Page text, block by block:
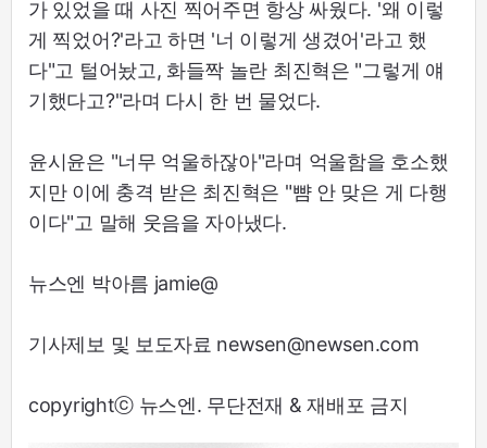
가 있었을 때 사진 찍어주면 항상 싸웠다. '왜 이렇
게 찍었어?'라고 하면 '너 이렇게 생겼어'라고 했
다"고 털어놨고, 화들짝 놀란 최진혁은 "그렇게 얘
기했다고?"라며 다시 한 번 물었다.
윤시윤은 "너무 억울하잖아"라며 억울함을 호소했
지만 이에 충격 받은 최진혁은 "뺨 안 맞은 게 다행
이다"고 말해 웃음을 자아냈다.
뉴스엔 박아름 jamie@
기사제보 및 보도자료 newsen@newsen.com
copyrightⓒ 뉴스엔. 무단전재 & 재배포 금지